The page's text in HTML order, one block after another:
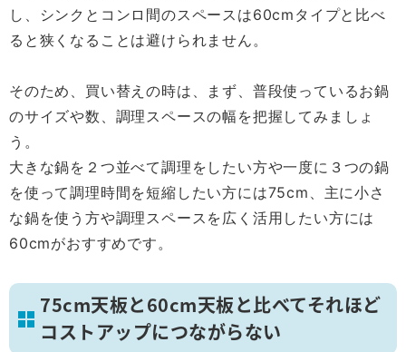
し、シンクとコンロ間のスペースは60cmタイプと比べ
ると狭くなることは避けられません。
そのため、買い替えの時は、まず、普段使っているお鍋
のサイズや数、調理スペースの幅を把握してみましょ
う。
大きな鍋を２つ並べて調理をしたい方や一度に３つの鍋
を使って調理時間を短縮したい方には75cm、主に小さ
な鍋を使う方や調理スペースを広く活用したい方には
60cmがおすすめです。
75cm天板と60cm天板と比べてそれほど
コストアップにつながらない